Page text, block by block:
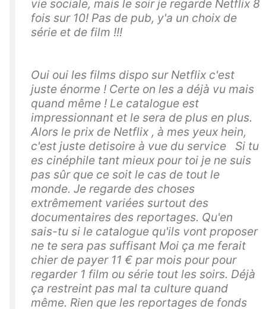
vie sociale, mais le soir je regarde Netflix 8
fois sur 10! Pas de pub, y'a un choix de
série et de film !!!
Oui oui les films dispo sur Netflix c'est
juste énorme ! Certe on les a déjà vu mais
quand même ! Le catalogue est
impressionnant et le sera de plus en plus.
Alors le prix de Netflix , à mes yeux hein,
c'est juste detisoire à vue du service Si tu
es cinéphile tant mieux pour toi je ne suis
pas sûr que ce soit le cas de tout le
monde. Je regarde des choses
extrêmement variées surtout des
documentaires des reportages. Qu'en
sais-tu si le catalogue qu'ils vont proposer
ne te sera pas suffisant Moi ça me ferait
chier de payer 11 € par mois pour pour
regarder 1 film ou série tout les soirs. Déjà
ça restreint pas mal ta culture quand
même. Rien que les reportages de fonds